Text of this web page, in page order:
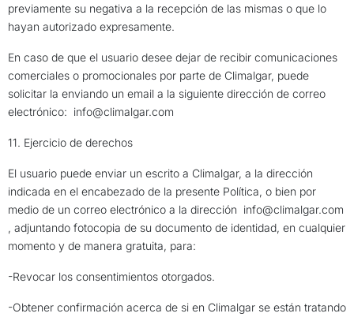
previamente su negativa a la recepción de las mismas o que lo
hayan autorizado expresamente.
En caso de que el usuario desee dejar de recibir comunicaciones
comerciales o promocionales por parte de Climalgar, puede
solicitar la enviando un email a la siguiente dirección de correo
electrónico: info@climalgar.com
11. Ejercicio de derechos
El usuario puede enviar un escrito a Climalgar, a la dirección
indicada en el encabezado de la presente Política, o bien por
medio de un correo electrónico a la dirección info@climalgar.com
, adjuntando fotocopia de su documento de identidad, en cualquier
momento y de manera gratuita, para:
-Revocar los consentimientos otorgados.
-Obtener confirmación acerca de si en Climalgar se están tratando